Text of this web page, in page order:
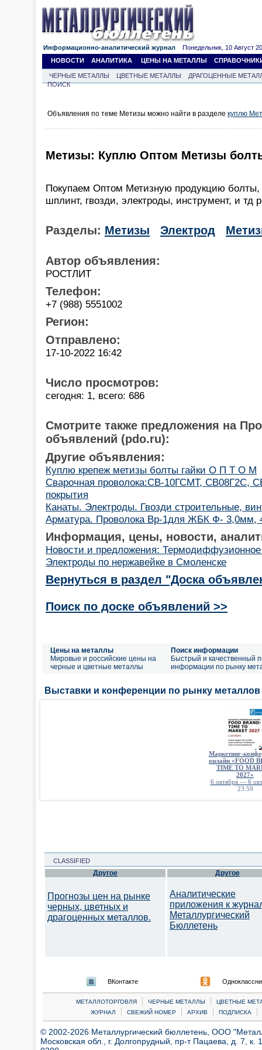
Информационно-аналитический журнал Понедельник, 10 Август
НОВОСТИ
АНАЛИТИКА ЦЕНЫ НА МЕТАЛЛЫ
ЧЕРНЫЕ МЕТАЛЛЫ ЦВЕТНЫЕ МЕТАЛЛЫ
ДРАГОЦЕННЫЕ
ПОИСК
Объявления по теме Метизы можно найти в разделе куплю
Метизы: Куплю Оптом Метизы
Покупаем Оптом Метизную продукцию
шплинт, гвозди, электроды, инструмент, и тд
Разделы: Метизы Электрод
Автор объявления:
РОСТЛИТ
Телефон:
+7 (988) 5551002
Регион:
Отправлено:
17-10-2022 16:42
Число просмотров:
сегодня: 1, всего: 686
Смотрите также предложения на
объявлений (pdo.ru):
Другие объявления:
Куплю крепеж метизы болты гайки О П Т О М
Cварочная проволока:СВ-10ГСМТ, СВ08Г2С,
покрытия
Канаты. Электроды. Гвозди строительные,
Арматура. Проволока Вр-1для ЖБК Ф-
Информация, цены, новости,
Новости и предложения: Термодиффузионное
Электроды по нержавейке в Смоленске
Вернуться в раздел "Доска
Поиск по доске объявлений >>
Цены на металлы
Мировые и российские цены на
черные и цветные металлы
Поиск информации
Быстрый и качественный
информации по рынку
Выставки и конференции по рынку
Маркетинг-
онлайн «FOOD
TIME TO
2027»
6 октября — 6
23:59
CLASSIFIED
Другое
Прогнозы цен на рынке
черных, цветных и
драгоценных металлов.
Другое
Аналитические
приложения к
Металлургический
Бюллетень
ВКонтакте
МЕТАЛЛОТОРГОВЛЯ | ЧЕРНЫЕ МЕТАЛЛЫ |
ЦВЕТНЫЕ
ЖУРНАЛ
| СВЕЖИЙ НОМЕР | АРХИВ | ПОДПИСКА |
© 2002-2026 Металлургический бюллетень, ООО
Московская обл., г. Долгопрудный, пр-т Пацаева, д. 7,